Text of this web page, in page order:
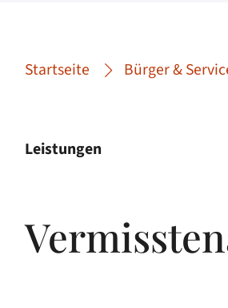
Startseite Bürger &
Leistungen